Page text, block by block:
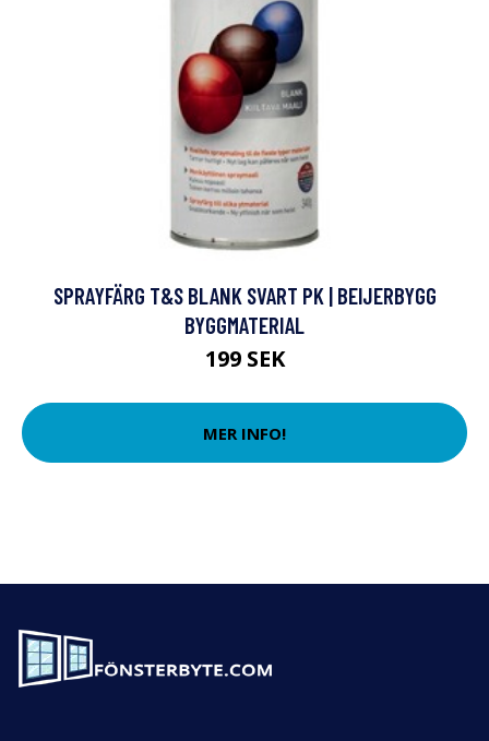
SPRAYFÄRG T&S BLANK SVART PK | BEIJERBYGG
BYGGMATERIAL
199 SEK
MER INFO!